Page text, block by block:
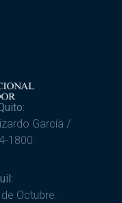
García /
1800
Octubre.